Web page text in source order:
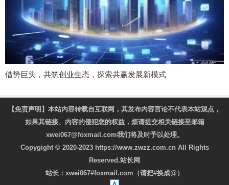
借势巨头，共筑创业生态，探索共赢发展新模式
【免责声明】本站内容转载自互联网，其发布内容言论不代表本站观点，
如果其链接、内容的侵犯您的权益，烦请提交相关链接至邮箱
xwei067@foxmail.com我们将及时予以处理。
Copygight © 2020-2023 https://www.zwzz.com.cn All Rights
Reserved.站长网
站长：xwei067#foxmail.com（请把#换成@）